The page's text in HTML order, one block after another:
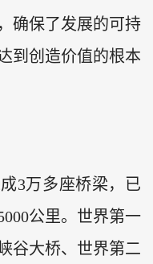
确保了发展的可持
到创造价值的根本
3万多座桥梁，已
公里。世界第一
谷大桥、世界第二